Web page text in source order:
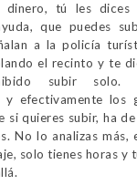
dinero, tú les dices
que puedes
a la policía
el recinto y te
subir solo.
y efectivamente los
si quieres subir, ha
No lo analizas más,
solo tienes horas y